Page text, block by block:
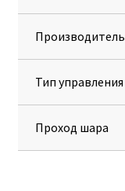
Производитель
Тип управления
Проход шара